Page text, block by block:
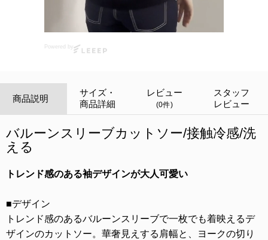
Powered by
商品説明
サイズ・
商品詳細
レビュー
(0件)
スタッフ
レビュー
バルーンスリーブカットソー/接触冷感/洗
える
トレンド感のある袖デザインが大人可愛い
■デザイン
トレンド感のあるバルーンスリーブで一枚でも着映えるデ
ザインのカットソー。華奢見えする肩幅と、ヨークの切り